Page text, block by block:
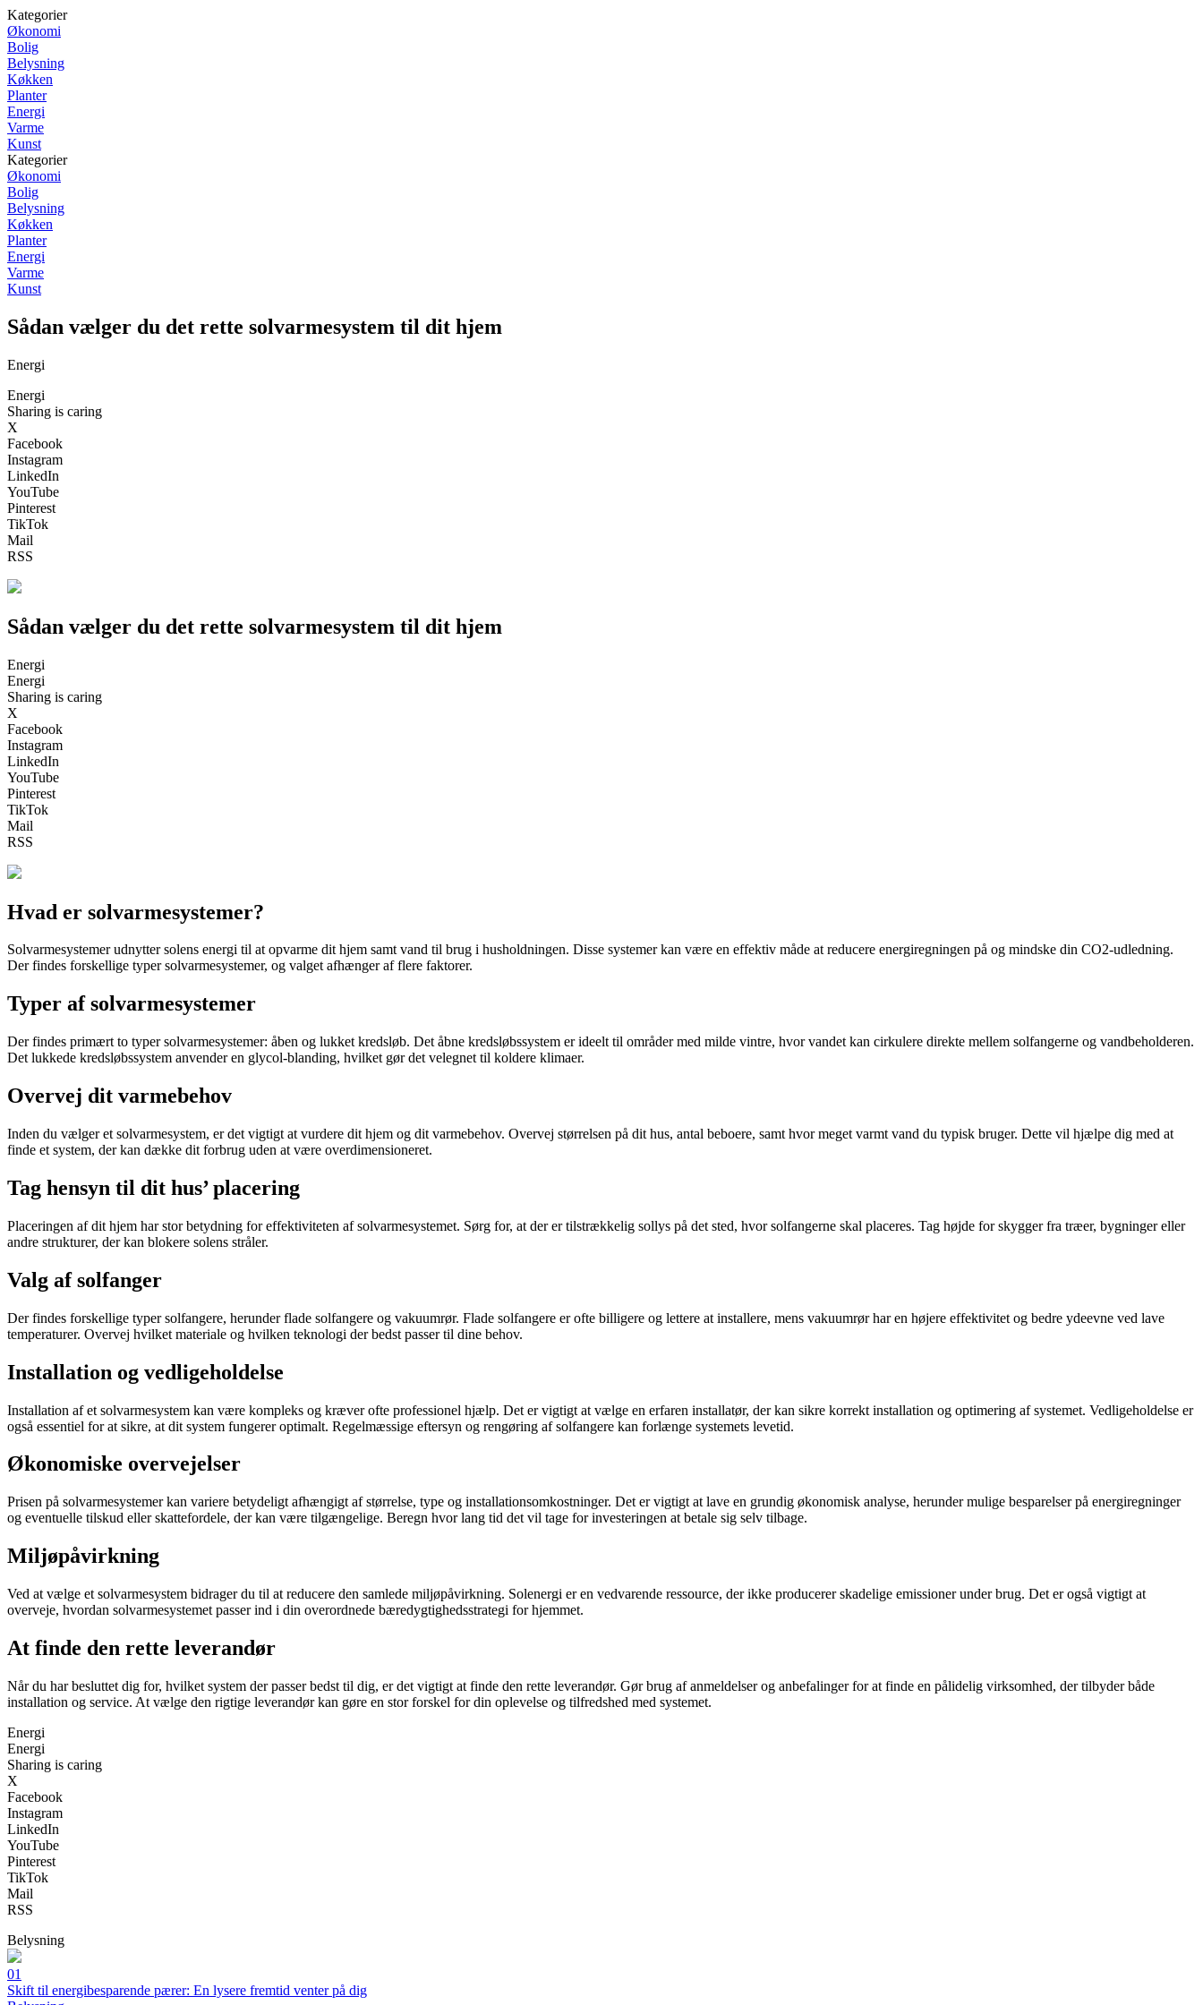
Kategorier
Økonomi
Bolig
Belysning
Køkken
Planter
Energi
Varme
Kunst
Kategorier
Økonomi
Bolig
Belysning
Køkken
Planter
Energi
Varme
Kunst
Sådan vælger du det rette solvarmesystem til dit hjem
Energi
Energi
Sharing is caring
X
Facebook
Instagram
LinkedIn
YouTube
Pinterest
TikTok
Mail
RSS
Sådan vælger du det rette solvarmesystem til dit hjem
Energi
Energi
Sharing is caring
X
Facebook
Instagram
LinkedIn
YouTube
Pinterest
TikTok
Mail
RSS
Hvad er solvarmesystemer?
Solvarmesystemer udnytter solens energi til at opvarme dit hjem samt vand til brug i husholdningen. Disse systemer kan være en effektiv måde at reducere energiregningen på og mindske din CO2-udledning.
Der findes forskellige typer solvarmesystemer, og valget afhænger af flere faktorer.
Typer af solvarmesystemer
Der findes primært to typer solvarmesystemer: åben og lukket kredsløb. Det åbne kredsløbssystem er ideelt til områder med milde vintre, hvor vandet kan cirkulere direkte mellem solfangerne og vandbeholderen.
Det lukkede kredsløbssystem anvender en glycol-blanding, hvilket gør det velegnet til koldere klimaer.
Overvej dit varmebehov
Inden du vælger et solvarmesystem, er det vigtigt at vurdere dit hjem og dit varmebehov. Overvej størrelsen på dit hus, antal beboere, samt hvor meget varmt vand du typisk bruger. Dette vil hjælpe dig med at
finde et system, der kan dække dit forbrug uden at være overdimensioneret.
Tag hensyn til dit hus’ placering
Placeringen af dit hjem har stor betydning for effektiviteten af solvarmesystemet. Sørg for, at der er tilstrækkelig sollys på det sted, hvor solfangerne skal placeres. Tag højde for skygger fra træer, bygninger eller
andre strukturer, der kan blokere solens stråler.
Valg af solfanger
Der findes forskellige typer solfangere, herunder flade solfangere og vakuumrør. Flade solfangere er ofte billigere og lettere at installere, mens vakuumrør har en højere effektivitet og bedre ydeevne ved lave
temperaturer. Overvej hvilket materiale og hvilken teknologi der bedst passer til dine behov.
Installation og vedligeholdelse
Installation af et solvarmesystem kan være kompleks og kræver ofte professionel hjælp. Det er vigtigt at vælge en erfaren installatør, der kan sikre korrekt installation og optimering af systemet. Vedligeholdelse er
også essentiel for at sikre, at dit system fungerer optimalt. Regelmæssige eftersyn og rengøring af solfangere kan forlænge systemets levetid.
Økonomiske overvejelser
Prisen på solvarmesystemer kan variere betydeligt afhængigt af størrelse, type og installationsomkostninger. Det er vigtigt at lave en grundig økonomisk analyse, herunder mulige besparelser på energiregninger
og eventuelle tilskud eller skattefordele, der kan være tilgængelige. Beregn hvor lang tid det vil tage for investeringen at betale sig selv tilbage.
Miljøpåvirkning
Ved at vælge et solvarmesystem bidrager du til at reducere den samlede miljøpåvirkning. Solenergi er en vedvarende ressource, der ikke producerer skadelige emissioner under brug. Det er også vigtigt at
overveje, hvordan solvarmesystemet passer ind i din overordnede bæredygtighedsstrategi for hjemmet.
At finde den rette leverandør
Når du har besluttet dig for, hvilket system der passer bedst til dig, er det vigtigt at finde den rette leverandør. Gør brug af anmeldelser og anbefalinger for at finde en pålidelig virksomhed, der tilbyder både
installation og service. At vælge den rigtige leverandør kan gøre en stor forskel for din oplevelse og tilfredshed med systemet.
Energi
Energi
Sharing is caring
X
Facebook
Instagram
LinkedIn
YouTube
Pinterest
TikTok
Mail
RSS
Belysning
01
Skift til energibesparende pærer: En lysere fremtid venter på dig